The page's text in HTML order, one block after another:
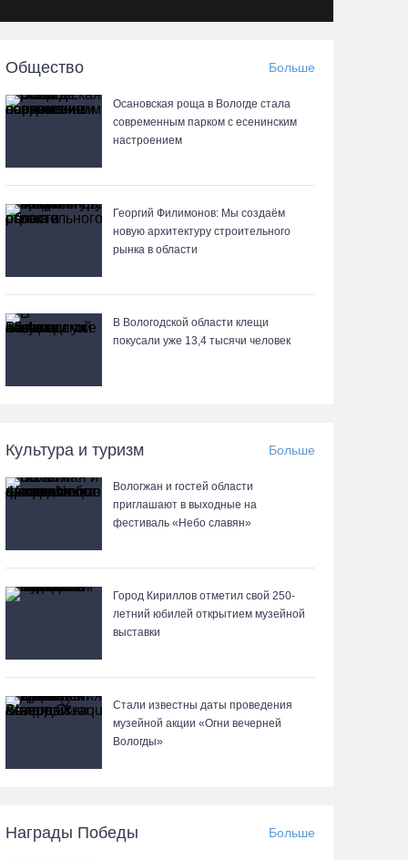
Общественные наблюдатели Вологодчины
готовятся к работе на выборах
обработал около 13 тысяч обращений
В Вологде начали ремонтировать улицу
Петрозаводскую
06.08.26 / 17:45
Выборы-2026: кому отдает победу
поквартирный опрос
Команда «Родники.Истоки» Олега Газманова
запишет народные песни Вологодчины
122 школьника из Алчевска прибыли на
«Территорию талантов» в Вологодской области
06.08.26 / 16:36
Общество Больше
Осановская роща в Вологде стала
современным парком с есенинским
настроением
Георгий Филимонов: Мы создаём
новую архитектуру строительного
рынка в области
В Вологодской области клещи
покусали уже 13,4 тысячи человек
Культура и туризм Больше
Вологжан и гостей области
приглашают в выходные на
фестиваль «Небо славян»
Город Кириллов отметил свой 250-
летний юбилей открытием музейной
выставки
Стали известны даты проведения
музейной акции «Огни вечерней
Вологды»
Награды Победы Больше